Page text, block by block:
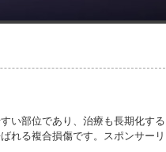
い部位であり、治療も長期化する
れる複合損傷です。スポンサーリ